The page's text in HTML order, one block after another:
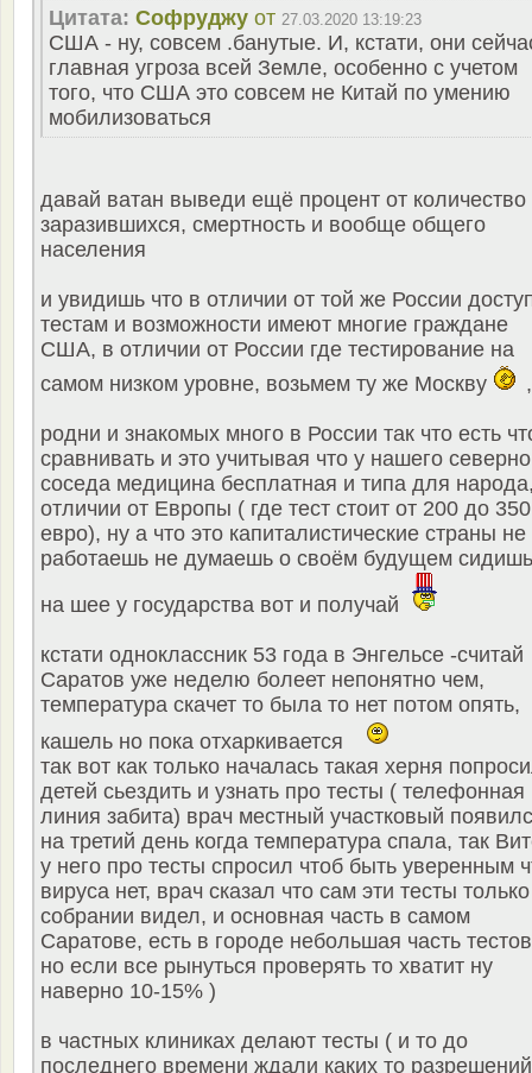
Цитата: Софруджу от 27.03.2020 13:19:23
США - ну, совсем .банутые. И, кстати, они
главная угроза всей Земле, особенно с учетом
того, что США это совсем не Китай по умению
мобилизоваться
давай ватан выведи ещё процент от количество
заразившихся, смертность и вообще общего
населения
и увидишь что в отличии от той же России
тестам и возможности имеют многие граждане
США, в отличии от России где тестирование на
самом низком уровне, возьмем ту же Москву
,
родни и знакомых много в России так что есть
сравнивать и это учитывая что у нашего
соседа медицина бесплатная и типа для
отличии от Европы ( где тест стоит от 200 до 350
евро), ну а что это капиталистические страны не
работаешь не думаешь о своём будущем сидишь
на шее у государства вот и получай
кстати одноклассник 53 года в Энгельсе -считай
Саратов уже неделю болеет непонятно чем,
температура скачет то была то нет потом опять,
кашель но пока отхаркивается
так вот как только началась такая херня
детей сьездить и узнать про тесты ( телефонная
линия забита) врач местный участковый
на третий день когда температура спала, так
у него про тесты спросил чтоб быть уверенным
вируса нет, врач сказал что сам эти тесты
собрании видел, и основная часть в самом
Саратове, есть в городе небольшая часть
но если все рынуться проверять то хватит ну
наверно 10-15% )
в частных клиниках делают тесты ( и то до
последнего времени ждали каких то